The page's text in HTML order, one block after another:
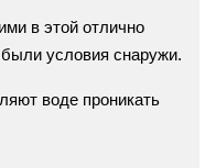
в этой отлично
условия снаружи.
воде проникать